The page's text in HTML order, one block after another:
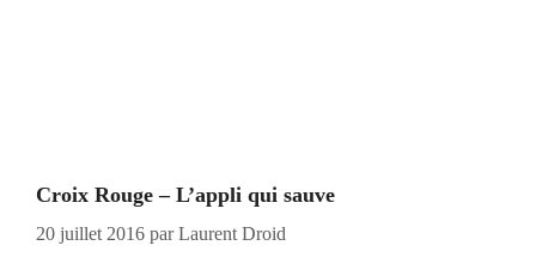
Croix Rouge – L’appli qui sauve
20 juillet 2016 parLaurent Droid